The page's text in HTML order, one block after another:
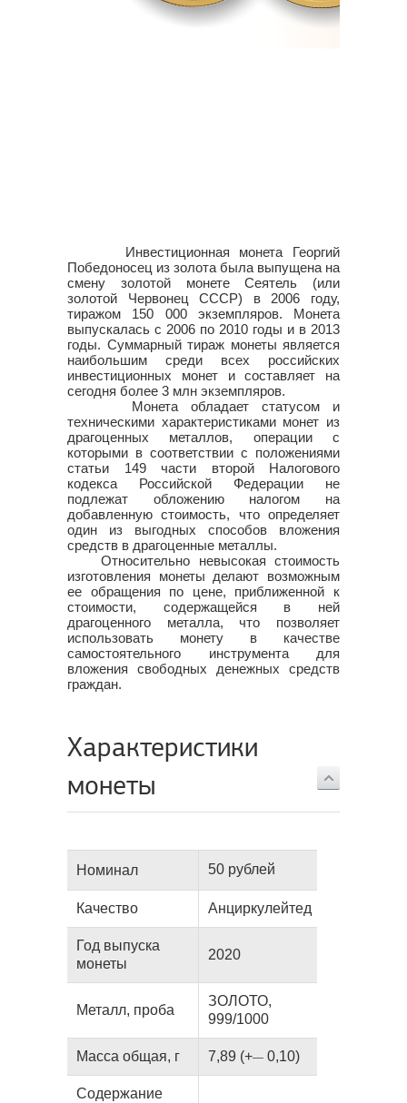
Инвестиционная монета Георгий
Победоносец из золота была выпущена на
смену золотой монете Сеятель (или
золотой Червонец СССР) в 2006 году,
тиражом 150 000 экземпляров. Монета
выпускалась с 2006 по 2010 годы и в 2013
годы. Суммарный тираж монеты является
наибольшим среди всех российских
инвестиционных монет и составляет на
сегодня более 3 млн экземпляров.
Монета обладает статусом и
техническими характеристиками монет из
драгоценных металлов, операции с
которыми в соответствии с положениями
статьи 149 части второй Налогового
кодекса Российской Федерации не
подлежат обложению налогом на
добавленную стоимость, что определяет
один из выгодных способов вложения
средств в драгоценные металлы.
Относительно невысокая стоимость
изготовления монеты делают возможным
ее обращения по цене, приближенной к
стоимости, содержащейся в ней
драгоценного металла, что позволяет
использовать монету в качестве
самостоятельного инструмента для
вложения свободных денежных средств
граждан.
Характеристики
монеты
Номинал 50 рублей
Качество Анциркулейтед
Год выпуска
монеты
2020
Металл, проба
ЗОЛОТО,
999/1000
Масса общая, г 7,89 (+— 0,10)
Содержание